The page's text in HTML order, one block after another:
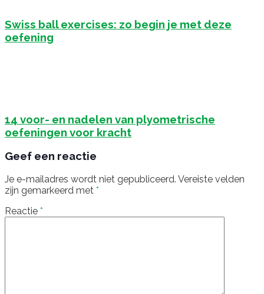
Swiss ball exercises: zo begin je met deze
oefening
14 voor- en nadelen van plyometrische
oefeningen voor kracht
Geef een reactie
Je e-mailadres wordt niet gepubliceerd. Vereiste velden
zijn gemarkeerd met *
Reactie *